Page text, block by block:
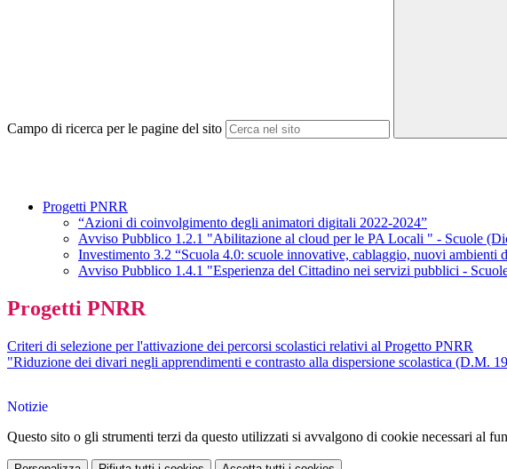
Campo di ricerca per le pagine del sito
Progetti PNRR
“Azioni di coinvolgimento degli animatori digitali 2022-2024”
Avviso Pubblico 1.2.1 "Abilitazione al cloud per le PA Locali " - Scuole
Investimento 3.2 “Scuola 4.0: scuole innovative, cablaggio, nuovi
Avviso Pubblico 1.4.1 "Esperienza del Cittadino nei servizi pubblici -
Progetti PNRR
Criteri di selezione per l'attivazione dei percorsi scolastici relativi al Progetto PNRR
"Riduzione dei divari negli apprendimenti e contrasto alla dispersione scolastica (D.M.
Notizie
Questo sito o gli strumenti terzi da questo utilizzati si avvalgono di cookie necessari al